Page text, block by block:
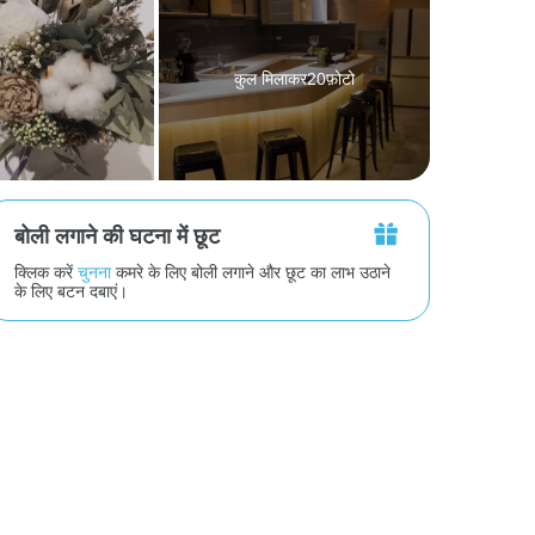
कुल मिलाकर20फ़ोटो
बोली लगाने की घटना में छूट
क्लिक करेंचुननाकमरे के लिए बोली लगाने और छूट का लाभ उठाने
के लिए बटन दबाएं।